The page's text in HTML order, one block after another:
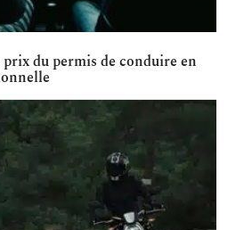
prix du permis de conduire en